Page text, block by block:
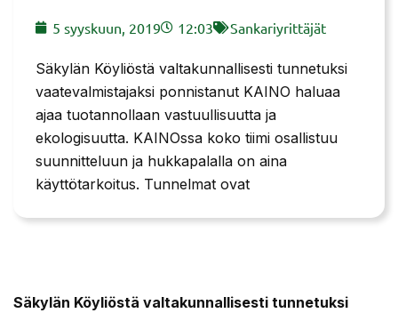
5 syyskuun, 2019 12:03 Sankariyrittäjät
Säkylän Köyliöstä valtakunnallisesti tunnetuksi
vaatevalmistajaksi ponnistanut KAINO haluaa
ajaa tuotannollaan vastuullisuutta ja
ekologisuutta. KAINOssa koko tiimi osallistuu
suunnitteluun ja hukkapalalla on aina
käyttötarkoitus. Tunnelmat ovat
Säkylän Köyliöstä valtakunnallisesti tunnetuksi